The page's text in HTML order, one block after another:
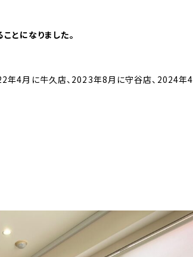
とになりました。
年4月に牛久店、2023年8月に守谷店、2024年4